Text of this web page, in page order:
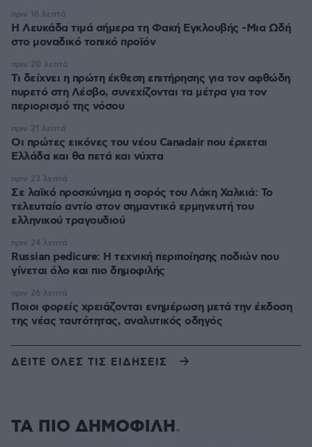
Η Λευκάδα τιμά σήμερα τη Φακή Εγκλουβής -Μια Ωδή
στο μοναδικό τοπικό προϊόν
πριν 16 λεπτά
Τι δείχνει η πρώτη έκθεση επιτήρησης για τον αφθώδη
πυρετό στη Λέσβο, συνεχίζονται τα μέτρα για τον
περιορισμό της νόσου
πριν 20 λεπτά
Οι πρώτες εικόνες του νέου Canadair που έρχεται
Ελλάδα και θα πετά και νύχτα
πριν 21 λεπτά
Σε λαϊκό προσκύνημα η σορός του Λάκη Χαλκιά: Το
τελευταίο αντίο στον σημαντικό ερμηνευτή του
ελληνικού τραγουδιού
πριν 23 λεπτά
Russian pedicure: Η τεχνική περιποίησης ποδιών που
γίνεται όλο και πιο δημοφιλής
πριν 24 λεπτά
Ποιοι φορείς χρειάζονται ενημέρωση μετά την έκδοση
της νέας ταυτότητας, αναλυτικός οδηγός
πριν 26 λεπτά
ΔΕΙΤΕ ΟΛΕΣ ΤΙΣ ΕΙΔΗΣΕΙΣ
ΤΑ ΠΙΟ ΔΗΜΟΦΙΛΗ